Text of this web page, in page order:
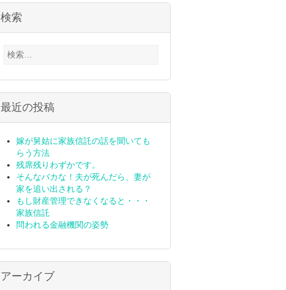
検索
検
最近の投稿
嫁が舅姑に家族信託の話を聞いても
らう方法
残席残りわずかです。
そんなバカな！夫が死んだら、妻が
家を追い出される？
もし財産管理できなくなると・・・
家族信託
問われる金融機関の姿勢
アーカイブ